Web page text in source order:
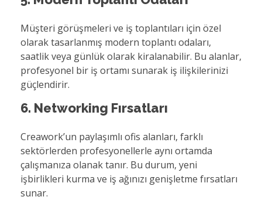
Müşteri görüşmeleri ve iş toplantıları için özel
olarak tasarlanmış modern toplantı odaları,
saatlik veya günlük olarak kiralanabilir. Bu alanlar,
profesyonel bir iş ortamı sunarak iş ilişkilerinizi
güçlendirir.
6. Networking Fırsatları
Creawork’un paylaşımlı ofis alanları, farklı
sektörlerden profesyonellerle aynı ortamda
çalışmanıza olanak tanır. Bu durum, yeni
işbirlikleri kurma ve iş ağınızı genişletme fırsatları
sunar.